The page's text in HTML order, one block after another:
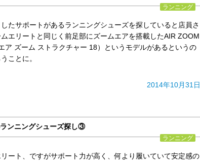
ランニング
たサポートがあるランニングシューズを探していると店員さ
エリートと同じく前足部にズームエアを搭載したAIR ZOOM
ア ズーム ストラクチャー 18）というモデルがあるというの
ことに。
2014年10月31日
ンニングシューズ探し③
ランニング
ート、ですがサポート力が高く、何より履いていて安定感の